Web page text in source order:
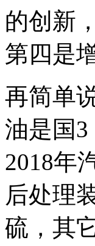
的创新
第四是
再简单
油是国
2018年
后处理
硫，其